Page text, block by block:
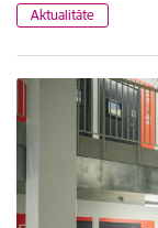
Aktualitāte